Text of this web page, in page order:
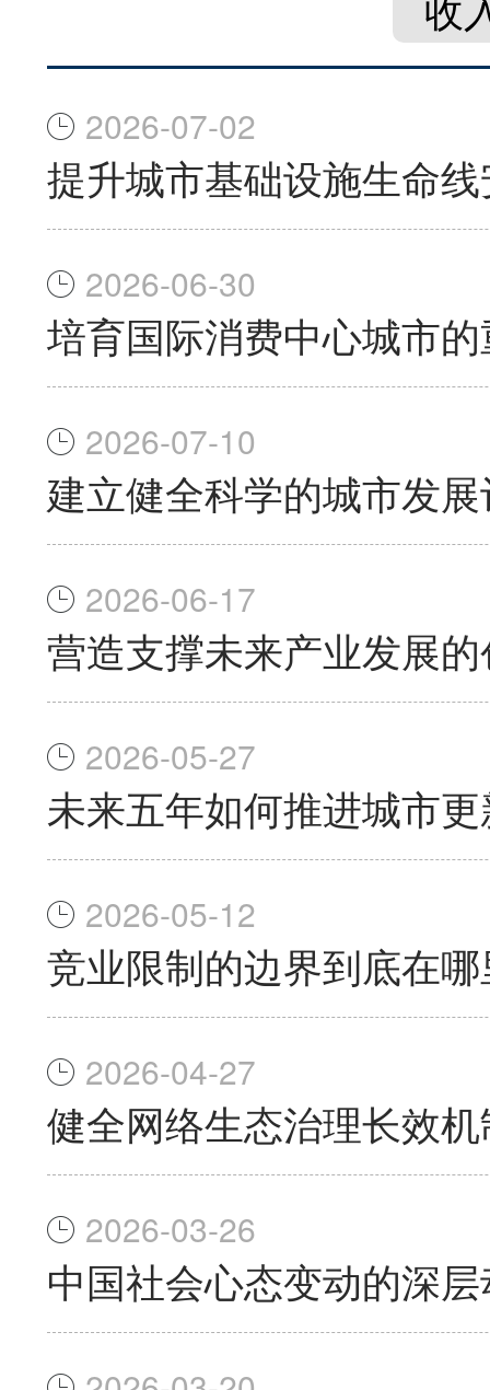
2026-07-02
提升城市基础设施生命
2026-06-30
培育国际消费中心城市
2026-07-10
建立健全科学的城市发
2026-06-17
营造支撑未来产业发展
2026-05-27
未来五年如何推进城市
2026-05-12
竞业限制的边界到底在
2026-04-27
健全网络生态治理长效
2026-03-26
中国社会心态变动的深